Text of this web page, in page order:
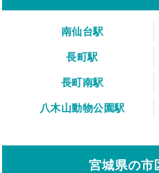
南仙台駅
長町駅
長町南駅
八木山動物公園駅
宮城県の市